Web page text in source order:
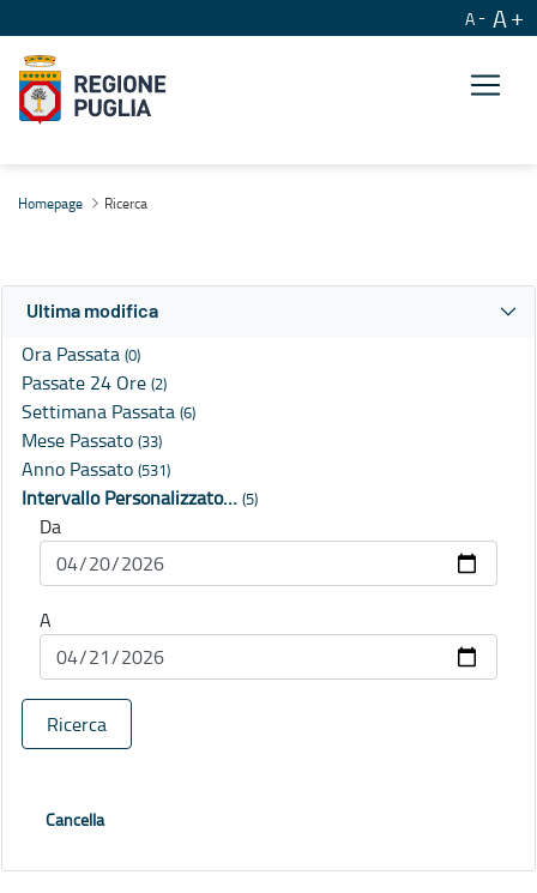
A A
Homepage Ricerca
Ultima modifica
Ora Passata (0)
Passate 24 Ore (2)
Settimana Passata (6)
Mese Passato (33)
Anno Passato (531)
Intervallo Personalizzato… (5)
Da
A
Ricerca
Cancella